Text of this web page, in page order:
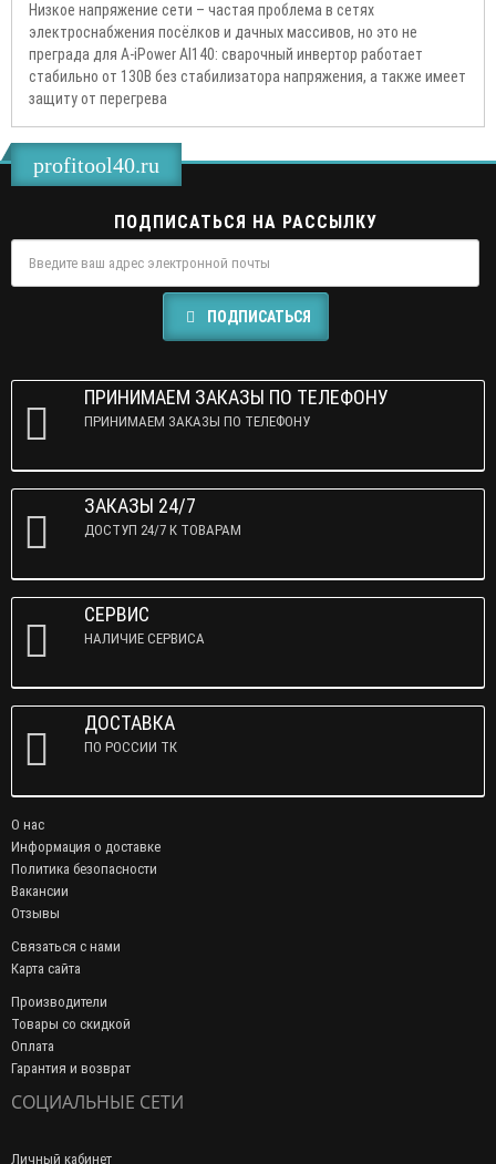
Низкое напряжение сети – частая проблема в сетях
электроснабжения посёлков и дачных массивов, но это не
преграда для A-iPower AI140: сварочный инвертор работает
стабильно от 130В без стабилизатора напряжения, а также имеет
защиту от перегрева
profitool40.ru
ПОДПИСАТЬСЯ НА РАССЫЛКУ
ПОДПИСАТЬСЯ
ПРИНИМАЕМ ЗАКАЗЫ ПО ТЕЛЕФОНУ
ПРИНИМАЕМ ЗАКАЗЫ ПО ТЕЛЕФОНУ
ЗАКАЗЫ 24/7
ДОСТУП 24/7 К ТОВАРАМ
СЕРВИС
НАЛИЧИЕ СЕРВИСА
ДОСТАВКА
ПО РОССИИ ТК
О нас
Информация о доставке
Политика безопасности
Вакансии
Отзывы
Связаться с нами
Карта сайта
Производители
Товары со скидкой
Оплата
Гарантия и возврат
СОЦИАЛЬНЫЕ СЕТИ
Личный кабинет